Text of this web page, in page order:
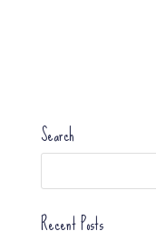
Search
Recent Posts